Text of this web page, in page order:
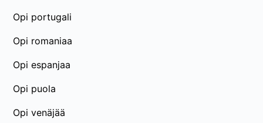
Opi portugali
Opi romaniaa
Opi espanjaa
Opi puola
Opi venäjää